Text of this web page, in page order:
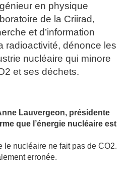
en physique
de la Criirad,
et d’information
radioactivité, dénonce les
nucléaire qui minore
et ses déchets.
Lauvergeon, présidente
que l’énergie nucléaire est
le nucléaire ne fait pas de CO2.
erronée.